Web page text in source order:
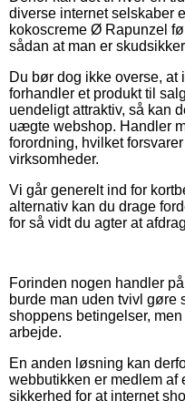
diverse internet selskaber
kokoscreme Ø Rapunzel
sådan at man er
Du bør dog ikke overse,
forhandler et produkt til
uendeligt attraktiv, så kan
uægte webshop. Handler
forordning, hvilket
virksomheder.
Vi går generelt ind for
alternativ kan du drage
for så vidt du agter at
Forinden nogen handler
burde man uden tvivl gøre
shoppens betingelser,
arbejde.
En anden løsning kan
webbutikken er medlem af
sikkerhed for at internet